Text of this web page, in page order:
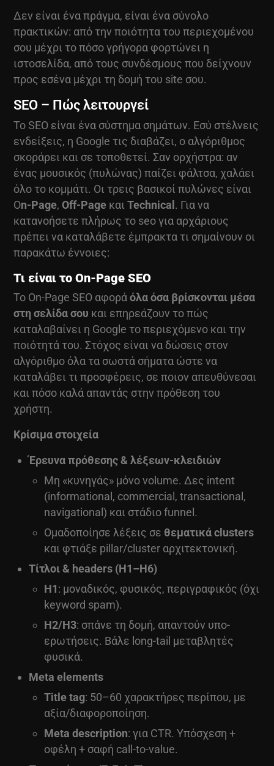
Δεν είναι ένα πράγμα, είναι ένα σύνολο
πρακτικών: από την ποιότητα του περιεχομένου
σου μέχρι το πόσο γρήγορα φορτώνει η
ιστοσελίδα, από τους συνδέσμους που δείχνουν
προς εσένα μέχρι τη δομή του site σου.
SEO – Πώς λειτουργεί
Το SEO είναι ένα σύστημα σημάτων. Εσύ στέλνεις
ενδείξεις, η Google τις διαβάζει, ο αλγόριθμος
σκοράρει και σε τοποθετεί. Σαν ορχήστρα: αν
ένας μουσικός (πυλώνας) παίζει φάλτσα, χαλάει
όλο το κομμάτι. Οι τρεις βασικοί πυλώνες είναι
On-Page, Off-Page και Technical . Για να
κατανοήσετε πλήρως το seo για αρχάριους
πρέπει να καταλάβετε έμπρακτα τι σημαίνουν οι
παρακάτω έννοιες:
Τι είναι το On-Page SEO
Το On-Page SEO αφοράόλα όσα βρίσκονται μέσα
στη σελίδα σου και επηρεάζουν το πώς
καταλαβαίνει η Google το περιεχόμενο και την
ποιότητά του. Στόχος είναι να δώσεις στον
αλγόριθμο όλα τα σωστά σήματα ώστε να
καταλάβει τι προσφέρεις, σε ποιον απευθύνεσαι
και πόσο καλά απαντάς στην πρόθεση του
χρήστη.
Κρίσιμα στοιχεία
Έρευνα πρόθεσης & λέξεων-κλειδιών
Μη «κυνηγάς» μόνο volume. Δες intent
(informational, commercial, transactional,
navigational) και στάδιο funnel.
Ομαδοποίησε λέξεις σε θεματικά clusters
και φτιάξε pillar/cluster αρχιτεκτονική.
Τίτλοι & headers (H1–H6)
H1: μοναδικός, φυσικός, περιγραφικός (όχι
keyword spam).
H2/H3: σπάνε τη δομή, απαντούν υπο-
ερωτήσεις. Βάλε long-tail μεταβλητές
φυσικά.
Meta elements
Title tag: 50–60 χαρακτήρες περίπου, με
αξία/διαφοροποίηση.
Meta description: για CTR. Υπόσχεση +
οφέλη + σαφή call-to-value.